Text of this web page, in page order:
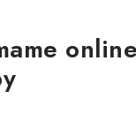
online